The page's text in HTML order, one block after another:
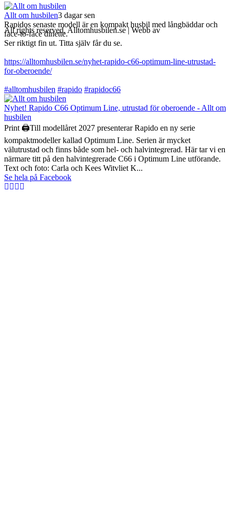
Allt om husbilen3 dagar sen
Rapidos senaste modell är en kompakt husbil med långbäddar och
face-to-face dinette.
Ser riktigt fin ut. Titta själv får du se.
https://alltomhusbilen.se/nyhet-rapido-c66-optimum-line-utrustad-
for-oberoende/
#alltomhusbilen #rapido #rapidoc66
Nyhet! Rapido C66 Optimum Line, utrustad för oberoende - Allt om
husbilen
Print 🖨Till modellåret 2027 presenterar Rapido en ny serie
kompaktmodeller kallad Optimum Line. Serien är mycket
välutrustad och finns både som hel- och halvintegrerad. Här tar vi en
närmare titt på den halvintegrerade C66 i Optimum Line utförande.
Text och foto: Carla och Kees Witvliet K...
Se hela på Facebook
All rights reserved, Alltomhusbilen.se | Webb avBravo Webbyrå